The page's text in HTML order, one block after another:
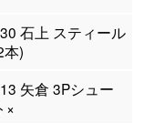
石上 スティール
本)
矢倉 3Pシュー
×